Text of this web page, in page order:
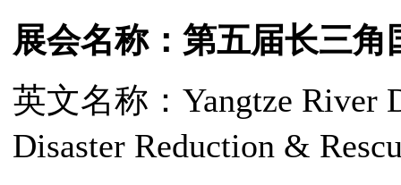
展会名称：第五届长三角
英文名称：Yangtze River
Disaster Reduction &